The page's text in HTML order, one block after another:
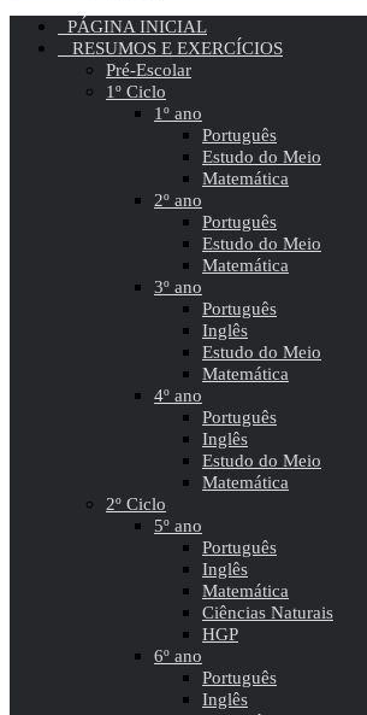
PÁGINA INICIAL
RESUMOS E EXERCÍCIOS
Pré-Escolar
1º Ciclo
1º ano
Português
Estudo do Meio
Matemática
2º ano
Português
Estudo do Meio
Matemática
3º ano
Português
Inglês
Estudo do Meio
Matemática
4º ano
Português
Inglês
Estudo do Meio
Matemática
2º Ciclo
5º ano
Português
Inglês
Matemática
Ciências Naturais
HGP
6º ano
Português
Inglês